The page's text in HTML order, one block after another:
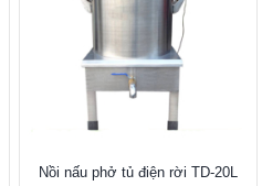
Nồi nấu phở tủ điện rời TD-20L